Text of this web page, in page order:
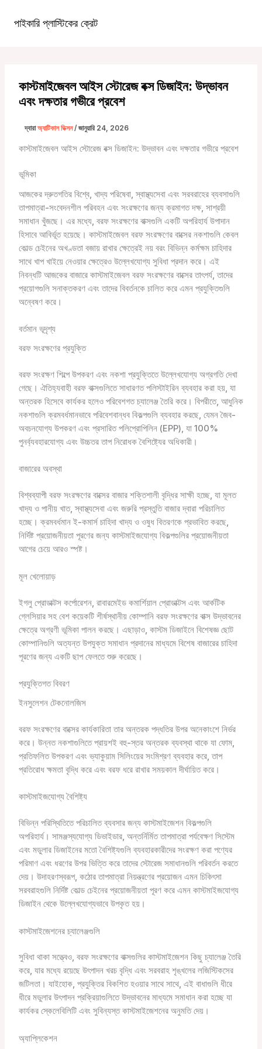
পাইকারি প্লাস্টিকের ক্রেট
কাস্টমাইজেবল আইস স্টোরেজ বক্স ডিজাইন: উদ্ভাবন
এবং দক্ষতার গভীরে প্রবেশ
দ্বারাঅ্যাটিকাস ডিক্সন/ জানুয়ারি 24, 2026
কাস্টমাইজেবল আইস স্টোরেজ বক্স ডিজাইন: উদ্ভাবন এবং দক্ষতার গভীরে প্রবেশ
ভূমিকা
আজকের দ্রুতগতির বিশ্বে, খাদ্য পরিষেবা, স্বাস্থ্যসেবা এবং সরবরাহের ব্যবসাগুলি
তাপমাত্রা-সংবেদনশীল পরিবহন এবং সংরক্ষণের জন্য ক্রমাগত দক্ষ, সাশ্রয়ী
সমাধান খুঁজছে। এর মধ্যে, বরফ সংরক্ষণের বাক্সগুলি একটি অপরিহার্য উপাদান
হিসাবে আবির্ভূত হয়েছে। কাস্টমাইজেবল বরফ সংরক্ষণের বাক্সের নকশাগুলি কেবল
কোল্ড চেইনের অখণ্ডতা বজায় রাখার ক্ষেত্রেই নয় বরং বিভিন্ন কর্মক্ষম চাহিদার
সাথে খাপ খাইয়ে নেওয়ার ক্ষেত্রেও উল্লেখযোগ্য সুবিধা প্রদান করে। এই
নিবন্ধটি আজকের বাজারে কাস্টমাইজেবল বরফ সংরক্ষণের বাক্সের তাৎপর্য, তাদের
প্রয়োগগুলি সনাক্তকরণ এবং তাদের বিবর্তনকে চালিত করে এমন প্রযুক্তিগুলি
অন্বেষণ করে।
বর্তমান ভূদৃশ্য
বরফ সংরক্ষণের প্রযুক্তি
বরফ সংরক্ষণ শিল্পে উপকরণ এবং নকশা প্রযুক্তিতে উল্লেখযোগ্য অগ্রগতি দেখা
গেছে। ঐতিহ্যবাহী বরফ বাক্সগুলিতে সাধারণত পলিস্টাইরিন ব্যবহার করা হয়, যা
অন্তরক হিসেবে কার্যকর হলেও পরিবেশগত চ্যালেঞ্জ তৈরি করে। বিপরীতে, আধুনিক
নকশাগুলি ক্রমবর্ধমানভাবে পরিবেশবান্ধব বিকল্পগুলি ব্যবহার করছে, যেমন জৈব-
অবচনযোগ্য উপকরণ এবং প্রসারিত পলিপ্রোপিলিন (EPP), যা 100%
পুনর্ব্যবহারযোগ্য এবং উচ্চতর তাপ নিরোধক বৈশিষ্ট্যের অধিকারী।
বাজারের অবস্থা
বিশ্বব্যাপী বরফ সংরক্ষণের বাক্সের বাজার শক্তিশালী বৃদ্ধির সাক্ষী হচ্ছে, যা মূলত
খাদ্য ও পানীয় খাত, স্বাস্থ্যসেবা এবং জরুরি প্রস্তুতি বাজার দ্বারা পরিচালিত
হচ্ছে। ক্রমবর্ধমান ই-কমার্স চাহিদা খাদ্য ও ওষুধ বিতরণকে প্রভাবিত করছে,
নির্দিষ্ট প্রয়োজনীয়তা পূরণের জন্য কাস্টমাইজযোগ্য বিকল্পগুলির প্রয়োজনীয়তা
আগের চেয়ে আরও স্পষ্ট।
মূল খেলোয়াড়
ইগলু প্রোডাক্টস কর্পোরেশন, রাবারমেইড কমার্শিয়াল প্রোডাক্টস এবং আর্কটিক
গ্লেসিয়ার সহ বেশ কয়েকটি শীর্ষস্থানীয় কোম্পানি বরফ সংরক্ষণের বাক্স উদ্ভাবনের
ক্ষেত্রে অগ্রণী ভূমিকা পালন করছে। এছাড়াও, কাস্টম ডিজাইনে বিশেষজ্ঞ ছোট
কোম্পানিগুলি অত্যন্ত উপযুক্ত সমাধান প্রদানের মাধ্যমে বিশেষ বাজারের চাহিদা
পূরণের জন্য একটি ছাপ ফেলতে শুরু করেছে।
প্রযুক্তিগত বিবরণ
ইনসুলেশন টেকনোলজিস
বরফ সংরক্ষণের বাক্সের কার্যকারিতা তার অন্তরক পদ্ধতির উপর অনেকাংশে নির্ভর
করে। উন্নত নকশাগুলিতে প্রায়শই বহু-স্তর অন্তরক ব্যবস্থা থাকে যা ফোম,
প্রতিফলিত উপকরণ এবং ভ্যাকুয়াম সিলিংয়ের সংমিশ্রণ ব্যবহার করে, তাপ
প্রতিরোধ ক্ষমতা বৃদ্ধি করে এবং বরফ ধরে রাখার সময়কাল দীর্ঘায়িত করে।
কাস্টমাইজযোগ্য বৈশিষ্ট্য
বিভিন্ন পরিস্থিতিতে পরিচালিত ব্যবসার জন্য কাস্টমাইজেশন বিকল্পগুলি
অপরিহার্য। সামঞ্জস্যযোগ্য ডিভাইডার, অন্তর্নির্মিত তাপমাত্রা পর্যবেক্ষণ সিস্টেম
এবং মডুলার ডিজাইনের মতো বৈশিষ্ট্যগুলি ব্যবহারকারীদের সংরক্ষণ করা পণ্যের
পরিমাণ এবং ধরণের উপর ভিত্তি করে তাদের স্টোরেজ সমাধানগুলি পরিবর্তন করতে
দেয়। উদাহরণস্বরূপ, কঠোর তাপমাত্রা নিয়ন্ত্রণের প্রয়োজন এমন চিকিৎসা
সরবরাহগুলি নির্দিষ্ট কোল্ড চেইনের প্রয়োজনীয়তা পূরণ করে এমন কাস্টমাইজযোগ্য
ডিজাইন থেকে উল্লেখযোগ্যভাবে উপকৃত হয়।
কাস্টমাইজেশনের চ্যালেঞ্জগুলি
সুবিধা থাকা সত্ত্বেও, বরফ সংরক্ষণের বাক্সগুলির কাস্টমাইজেশন কিছু চ্যালেঞ্জ তৈরি
করে, যার মধ্যে রয়েছে উৎপাদন খরচ বৃদ্ধি এবং সরবরাহ শৃঙ্খলের লজিস্টিকসের
জটিলতা। যাইহোক, প্রযুক্তির বিকশিত হওয়ার সাথে সাথে, এই বাধাগুলি ধীরে
ধীরে মডুলার উৎপাদন প্রক্রিয়াগুলিতে উদ্ভাবনের মাধ্যমে সমাধান করা হচ্ছে যা
কার্যকর স্কেলেবিলিটি এবং সুবিন্যস্ত কাস্টমাইজেশনের অনুমতি দেয়।
অ্যাপ্লিকেশন